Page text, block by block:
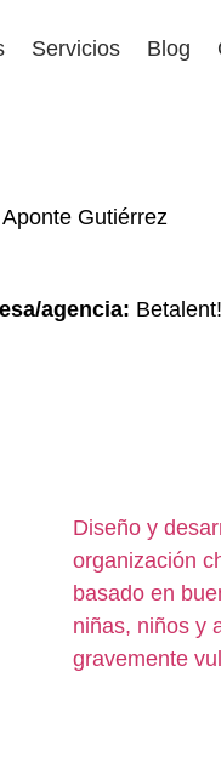
Servicios Blog
Gutiérrez
agencia: Betalent!
Diseño y
organización
basado en
niñas, niños y
gravemente